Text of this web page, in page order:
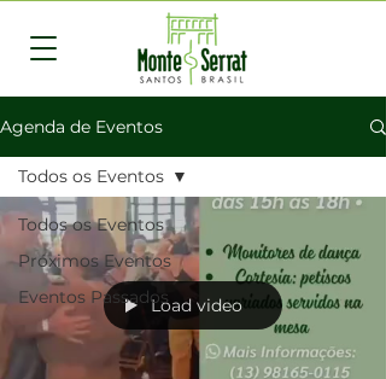
Agenda de Eventos
Todos os Eventos
Próximos Eventos
Eventos Passados
Todos os Eventos
Load video